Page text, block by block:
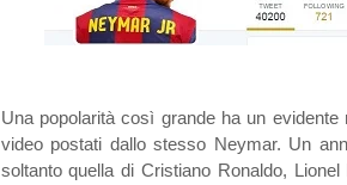
Una popolarità così grande ha un
video postati dallo stesso Neymar. Un
soltanto quella di Cristiano Ronaldo,